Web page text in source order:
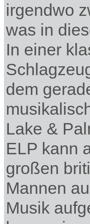
irgendwo
was in
In einer
dem
Lake &
ELP kann
großen
Mannen
Musik